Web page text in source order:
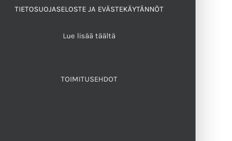
TIETOSUOJASELOSTE JA EVÄSTEKÄYTÄNNÖT
Lue lisää täältä
TOIMITUSEHDOT